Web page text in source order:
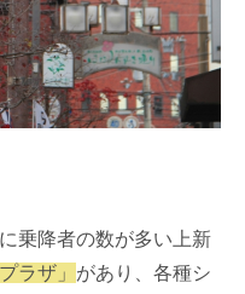
乗降者の数が多い上新
ラザ」 があり、各種シ